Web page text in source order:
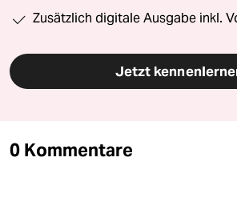
Zusätzlich digitale Ausgabe inkl.
Jetzt
0 Kommentare